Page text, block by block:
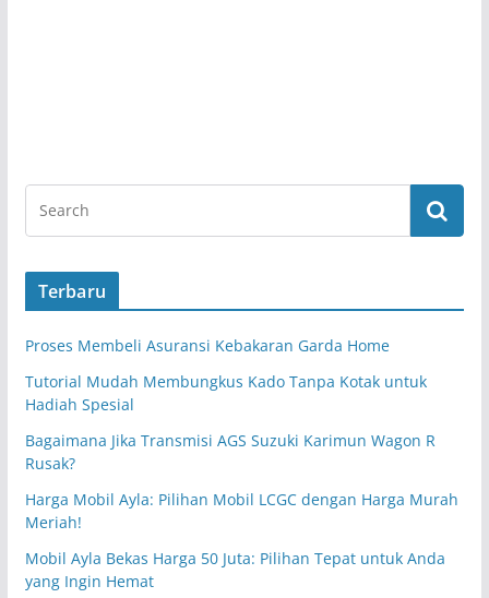
Terbaru
Proses Membeli Asuransi Kebakaran Garda Home
Tutorial Mudah Membungkus Kado Tanpa Kotak untuk
Hadiah Spesial
Bagaimana Jika Transmisi AGS Suzuki Karimun Wagon R
Rusak?
Harga Mobil Ayla: Pilihan Mobil LCGC dengan Harga Murah
Meriah!
Mobil Ayla Bekas Harga 50 Juta: Pilihan Tepat untuk Anda
yang Ingin Hemat